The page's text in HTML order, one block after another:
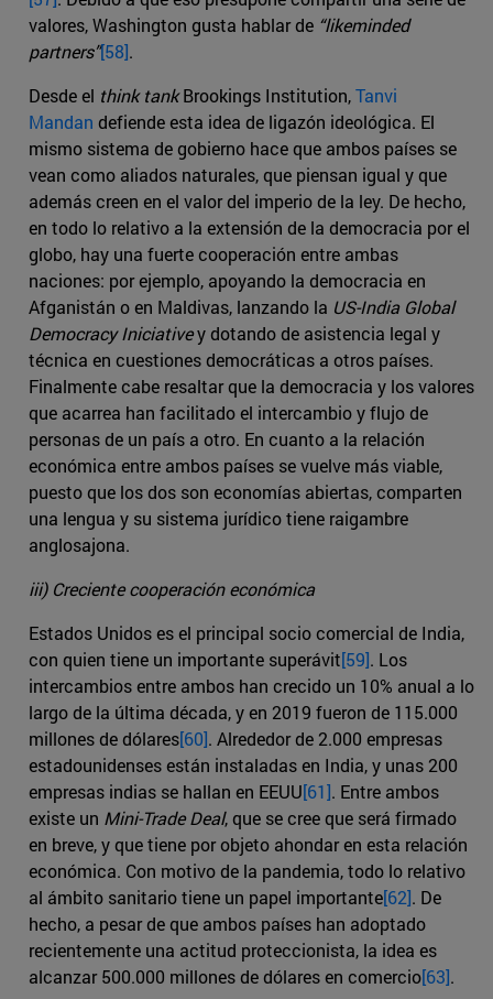
valores, Washington gusta hablar de “likeminded
partners”[58].
Desde el think tankBrookings Institution,Tanvi
Mandan defiende esta idea de ligazón ideológica. El
mismo sistema de gobierno hace que ambos países se
vean como aliados naturales, que piensan igual y que
además creen en el valor del imperio de la ley. De hecho,
en todo lo relativo a la extensión de la democracia por el
globo, hay una fuerte cooperación entre ambas
naciones: por ejemplo, apoyando la democracia en
Afganistán o en Maldivas, lanzando la US-India Global
Democracy Iniciativey dotando de asistencia legal y
técnica en cuestiones democráticas a otros países.
Finalmente cabe resaltar que la democracia y los valores
que acarrea han facilitado el intercambio y flujo de
personas de un país a otro. En cuanto a la relación
económica entre ambos países se vuelve más viable,
puesto que los dos son economías abiertas, comparten
una lengua y su sistema jurídico tiene raigambre
anglosajona.
iii) Creciente cooperación económica
Estados Unidos es el principal socio comercial de India,
con quien tiene un importante superávit[59]. Los
intercambios entre ambos han crecido un 10% anual a lo
largo de la última década, y en 2019 fueron de 115.000
millones de dólares[60]. Alrededor de 2.000 empresas
estadounidenses están instaladas en India, y unas 200
empresas indias se hallan en EEUU[61]. Entre ambos
existe un Mini-Trade Deal, que se cree que será firmado
en breve, y que tiene por objeto ahondar en esta relación
económica. Con motivo de la pandemia, todo lo relativo
al ámbito sanitario tiene un papel importante[62]. De
hecho, a pesar de que ambos países han adoptado
recientemente una actitud proteccionista, la idea es
alcanzar 500.000 millones de dólares en comercio[63].